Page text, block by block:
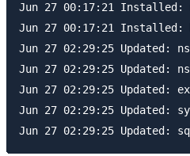
Jun 27 00:17:21 Installed:
Jun 27 00:17:21 Installed:
Jun 27 02:29:25 Updated:
Jun 27 02:29:25 Updated:
Jun 27 02:29:25 Updated:
Jun 27 02:29:25 Updated: